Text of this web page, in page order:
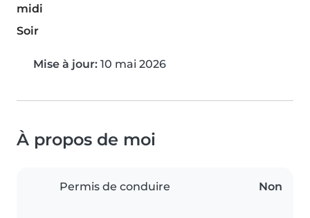
midi
Soir
Mise à jour: 10 mai 2026
À propos de moi
Permis de conduire Non